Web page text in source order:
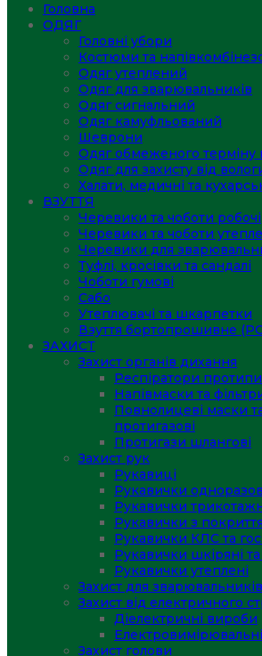
Головна
ОДЯГ
Головні убори
Костюми та
Одяг утеплений
Одяг для зварювальників
Одяг сигнальний
Одяг камуфльований
Шеврони
Одяг обмеженого терміну
Одяг для захисту від
Халати, медичні та
ВЗУТТЯ
Черевики та чоботи робочі
Черевики та чоботи
Черевики для
Туфлі, кросівки та сандалі
Чоботи гумові
Сабо
Утеплювачі та шкарпетки
Взуття бортопрошивне
ЗАХИСТ
Захист органів дихання
Респіратори
Напівмаски та
Повнолицеві маски
протигазові
Протигази шлангові
Захист рук
Рукавиці
Рукавички
Рукавички
Рукавички з
Рукавички КЛС та
Рукавички шкіряні
Рукавички утеплені
Захист для зварювальників
Захист від електричного
Діелектричні вироби
Захист голови